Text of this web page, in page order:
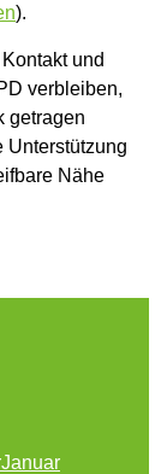
).
und
verbleiben,
getragen
Unterstützung
Nähe
Januar